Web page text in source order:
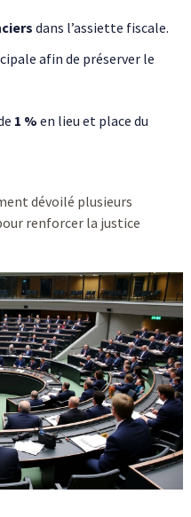
dans l’assiette fiscale.
afin de préserver le
1 % en lieu et place du
dévoilé plusieurs
renforcer la justice